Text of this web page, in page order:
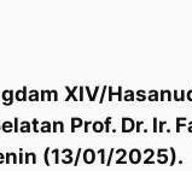
XIV/
Prof. Dr. Ir.
(13/01/2025).